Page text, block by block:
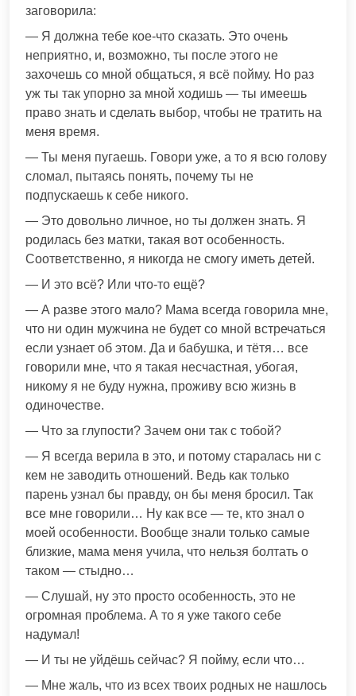
заговорила:
— Я должна тебе кое-что сказать. Это очень
неприятно, и, возможно, ты после этого не
захочешь со мной общаться, я всё пойму. Но раз
уж ты так упорно за мной ходишь — ты имеешь
право знать и сделать выбор, чтобы не тратить на
меня время.
— Ты меня пугаешь. Говори уже, а то я всю голову
сломал, пытаясь понять, почему ты не
подпускаешь к себе никого.
— Это довольно личное, но ты должен знать. Я
родилась без матки, такая вот особенность.
Соответственно, я никогда не смогу иметь детей.
— И это всё? Или что-то ещё?
— А разве этого мало? Мама всегда говорила мне,
что ни один мужчина не будет со мной встречаться
если узнает об этом. Да и бабушка, и тётя… все
говорили мне, что я такая несчастная, убогая,
никому я не буду нужна, проживу всю жизнь в
одиночестве.
— Что за глупости? Зачем они так с тобой?
— Я всегда верила в это, и потому старалась ни с
кем не заводить отношений. Ведь как только
парень узнал бы правду, он бы меня бросил. Так
все мне говорили… Ну как все — те, кто знал о
моей особенности. Вообще знали только самые
близкие, мама меня учила, что нельзя болтать о
таком — стыдно…
— Слушай, ну это просто особенность, это не
огромная проблема. А то я уже такого себе
надумал!
— И ты не уйдёшь сейчас? Я пойму, если что…
— Мне жаль, что из всех твоих родных не нашлось